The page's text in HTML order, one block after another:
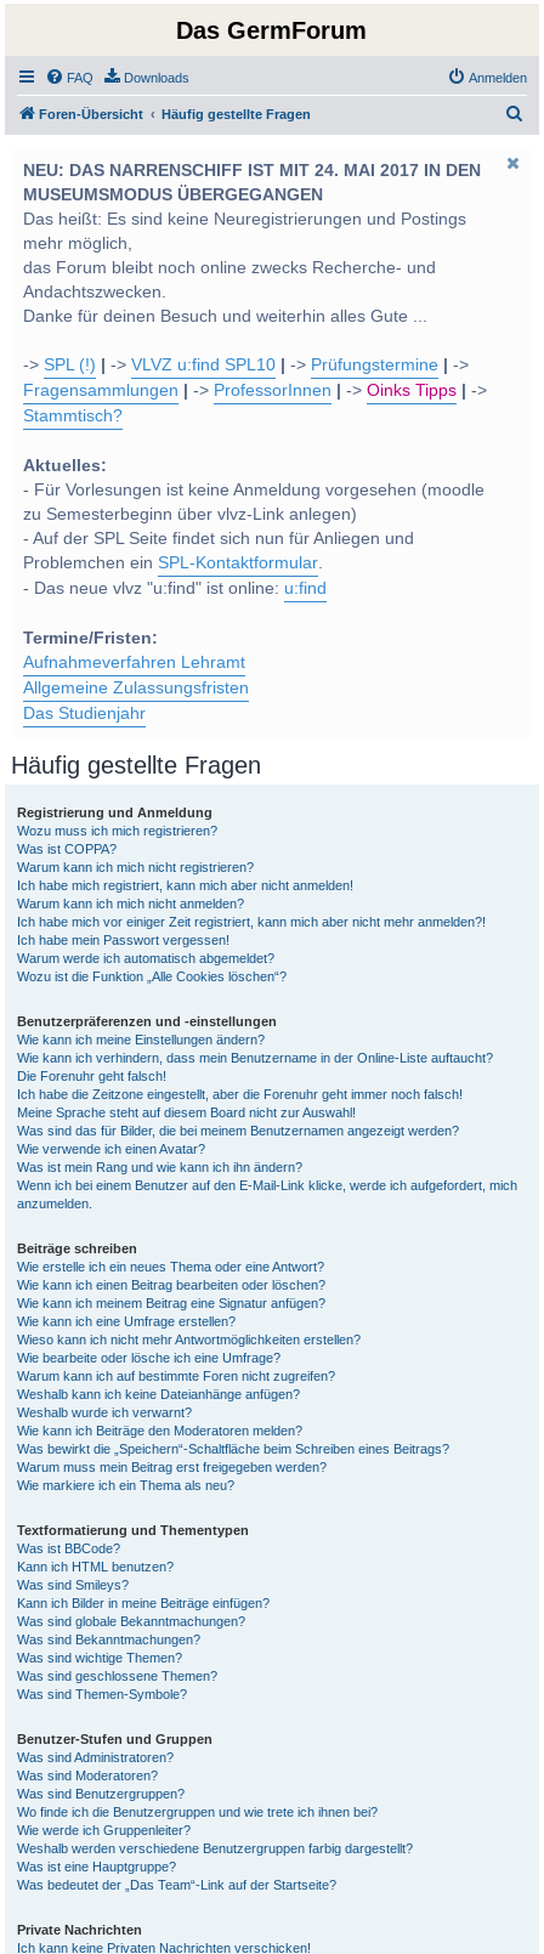
Das GermForum
FAQ Downloads Anmelden
Foren-Übersicht Häufig gestellte Fragen
NEU: DAS NARRENSCHIFF IST MIT 24. MAI 2017 IN DEN
MUSEUMSMODUS ÜBERGEGANGEN
Das heißt: Es sind keine Neuregistrierungen und Postings
mehr möglich,
das Forum bleibt noch online zwecks Recherche- und
Andachtszwecken.
Danke für deinen Besuch und weiterhin alles Gute ...
->SPL (!) ->VLVZ u:find SPL10 -> Prüfungstermine
->
Fragensammlungen
-> ProfessorInnen ->Oinks Tipps
->
Stammtisch?
Aktuelles:
- Für Vorlesungen ist keine Anmeldung vorgesehen (moodle
zu Semesterbeginn über vlvz-Link anlegen)
- Auf der SPL Seite findet sich nun für Anliegen und
Problemchen einSPL-Kontaktformular.
- Das neue vlvz "u:find" ist online: u:find
Termine/Fristen:
Aufnahmeverfahren Lehramt
Allgemeine Zulassungsfristen
Das Studienjahr
Häufig gestellte Fragen
Registrierung und Anmeldung
Wozu muss ich mich registrieren?
Was ist COPPA?
Warum kann ich mich nicht registrieren?
Ich habe mich registriert, kann mich aber nicht anmelden!
Warum kann ich mich nicht anmelden?
Ich habe mich vor einiger Zeit registriert, kann mich aber nicht mehr anmelden?!
Ich habe mein Passwort vergessen!
Warum werde ich automatisch abgemeldet?
Wozu ist die Funktion „Alle Cookies löschen“?
Benutzerpräferenzen und -einstellungen
Wie kann ich meine Einstellungen ändern?
Wie kann ich verhindern, dass mein Benutzername in der Online-Liste auftaucht?
Die Forenuhr geht falsch!
Ich habe die Zeitzone eingestellt, aber die Forenuhr geht immer noch falsch!
Meine Sprache steht auf diesem Board nicht zur Auswahl!
Was sind das für Bilder, die bei meinem Benutzernamen angezeigt werden?
Wie verwende ich einen Avatar?
Was ist mein Rang und wie kann ich ihn ändern?
Wenn ich bei einem Benutzer auf den E-Mail-Link klicke, werde ich aufgefordert, mich
anzumelden.
Beiträge schreiben
Wie erstelle ich ein neues Thema oder eine Antwort?
Wie kann ich einen Beitrag bearbeiten oder löschen?
Wie kann ich meinem Beitrag eine Signatur anfügen?
Wie kann ich eine Umfrage erstellen?
Wieso kann ich nicht mehr Antwortmöglichkeiten erstellen?
Wie bearbeite oder lösche ich eine Umfrage?
Warum kann ich auf bestimmte Foren nicht zugreifen?
Weshalb kann ich keine Dateianhänge anfügen?
Weshalb wurde ich verwarnt?
Wie kann ich Beiträge den Moderatoren melden?
Was bewirkt die „Speichern“-Schaltfläche beim Schreiben eines Beitrags?
Warum muss mein Beitrag erst freigegeben werden?
Wie markiere ich ein Thema als neu?
Textformatierung und Thementypen
Was ist BBCode?
Kann ich HTML benutzen?
Was sind Smileys?
Kann ich Bilder in meine Beiträge einfügen?
Was sind globale Bekanntmachungen?
Was sind Bekanntmachungen?
Was sind wichtige Themen?
Was sind geschlossene Themen?
Was sind Themen-Symbole?
Benutzer-Stufen und Gruppen
Was sind Administratoren?
Was sind Moderatoren?
Was sind Benutzergruppen?
Wo finde ich die Benutzergruppen und wie trete ich ihnen bei?
Wie werde ich Gruppenleiter?
Weshalb werden verschiedene Benutzergruppen farbig dargestellt?
Was ist eine Hauptgruppe?
Was bedeutet der „Das Team“-Link auf der Startseite?
Private Nachrichten
Ich kann keine Privaten Nachrichten verschicken!